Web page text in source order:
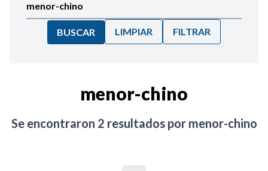
BUSCAR LIMPIAR FILTRAR
menor-chino
Se encontraron 2 resultados por menor-chino